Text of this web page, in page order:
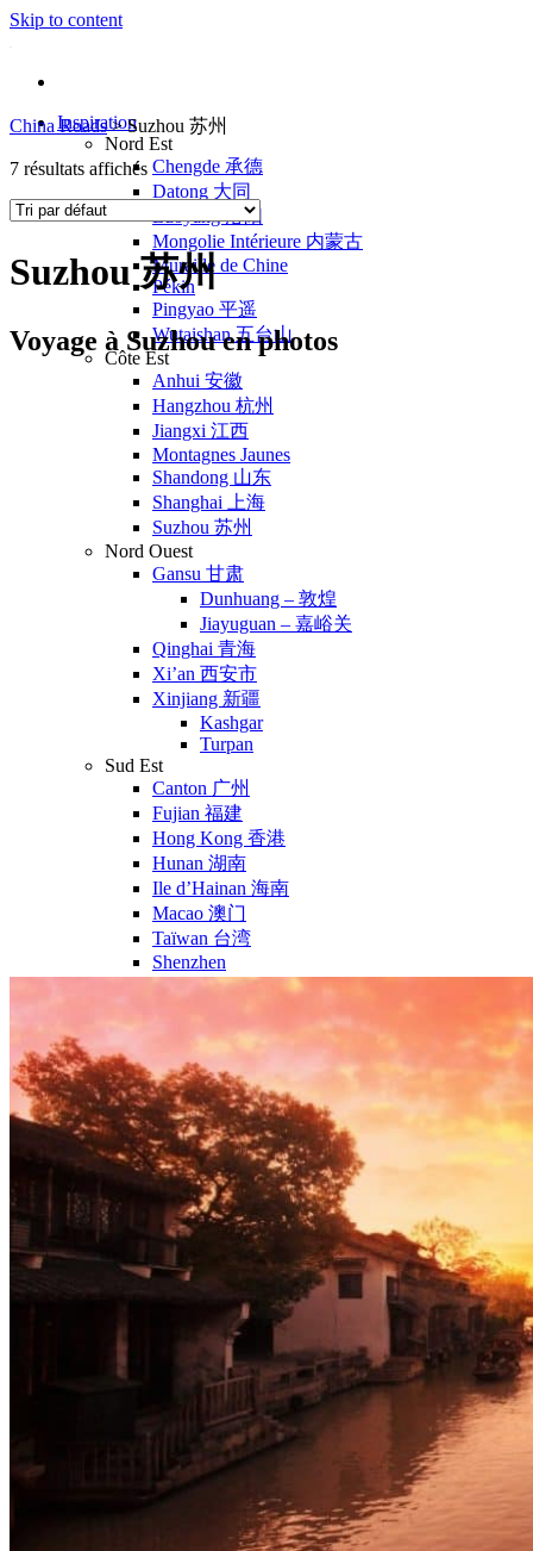
Skip to content
Inspiration
Nord Est
Chengde 承德
Datong 大同
Luoyang 洛阳
Mongolie Intérieure 内蒙古
Muraille de Chine
Pékin
Pingyao 平遥
Wutaishan 五台山
Côte Est
Anhui 安徽
Hangzhou 杭州
Jiangxi 江西
Montagnes Jaunes
Shandong 山东
Shanghai 上海
Suzhou 苏州
Nord Ouest
Gansu 甘肃
Dunhuang – 敦煌
Jiayuguan – 嘉峪关
Qinghai 青海
Xi’an 西安市
Xinjiang 新疆
Kashgar
Turpan
Sud Est
Canton 广州
Fujian 福建
Hong Kong 香港
Hunan 湖南
Ile d’Hainan 海南
Macao 澳门
Taïwan 台湾
Shenzhen
Sud Ouest
Guangxi 广西
Guizhou 贵州
Hubei
Sichuan 四川
Tibet 西藏
Yunnan 云南
Circuits
Organisation
Circuits sur mesure
Nos Petits Groupes
Ambiance
Classique et incontournables
Culture & expériences
Nature et grands paysages
Famille et enfants
Trekking et aventure
Luxe et exception
Où et quand partir ?
Printemps
Automne
Hiver
China Roads > Suzhou 苏州
7 résultats affichés
Suzhou 苏州
Voyage à Suzhou en photos